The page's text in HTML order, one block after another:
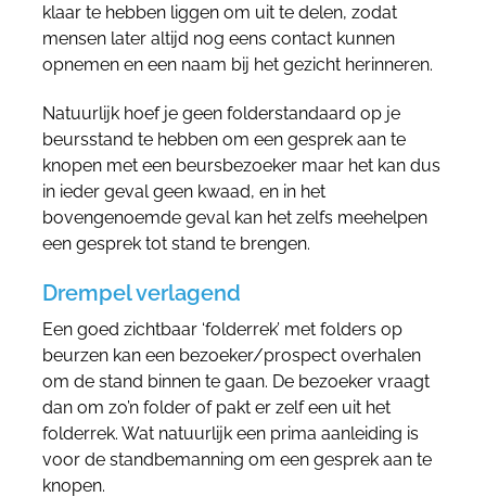
klaar te hebben liggen om uit te delen, zodat
mensen later altijd nog eens contact kunnen
opnemen en een naam bij het gezicht herinneren.
Natuurlijk hoef je geen folderstandaard op je
beursstand te hebben om een gesprek aan te
knopen met een beursbezoeker maar het kan dus
in ieder geval geen kwaad, en in het
bovengenoemde geval kan het zelfs meehelpen
een gesprek tot stand te brengen.
Drempel verlagend
Een goed zichtbaar ‘folderrek’ met folders op
beurzen kan een bezoeker/prospect overhalen
om de stand binnen te gaan. De bezoeker vraagt
dan om zo’n folder of pakt er zelf een uit het
folderrek. Wat natuurlijk een prima aanleiding is
voor de standbemanning om een gesprek aan te
knopen.